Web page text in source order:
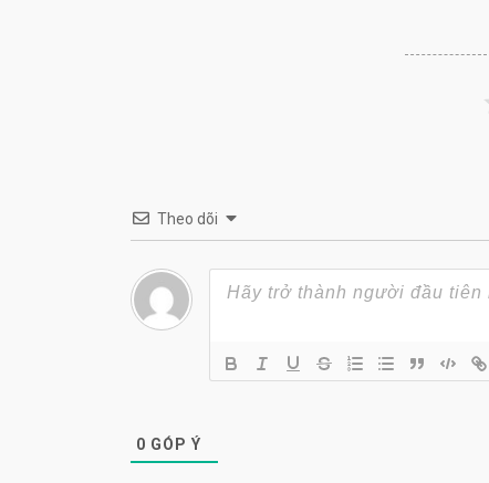
Theo dõi
0 GÓP Ý